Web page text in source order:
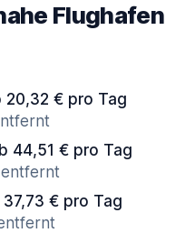
Flughafen
20,32 € pro Tag
44,51 € pro Tag
entfernt
37,73 € pro Tag